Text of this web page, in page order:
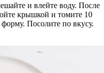
и влейте воду. После
крышкой и томите 10
Посолите по вкусу.